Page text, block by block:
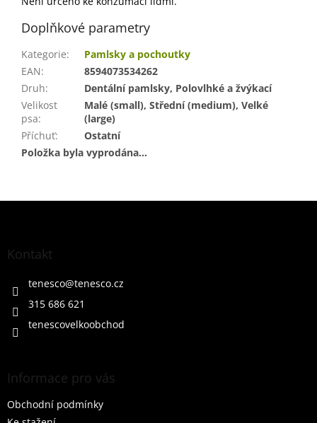
Doplňkové parametry
Kategorie:
Pamlsky a pochoutky
EAN:
8594073534262
Druh:
Dentální pamlsky, Polovlhké a žvýkací
Velikost
psa:
Malé (small), Střední (medium), Velké
(large)
Příchuť:
Ostatní
Položka byla vyprodána…
Z
Kontakt
tenesco@tenesco.cz
315 686 621
tenescovelkoobchod
Informace pro vás
Obchodní podmínky